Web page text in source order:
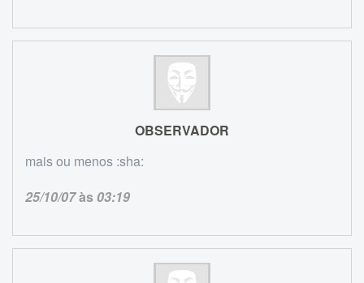
OBSERVADOR
mais ou menos :sha:
25/10/07às03:19